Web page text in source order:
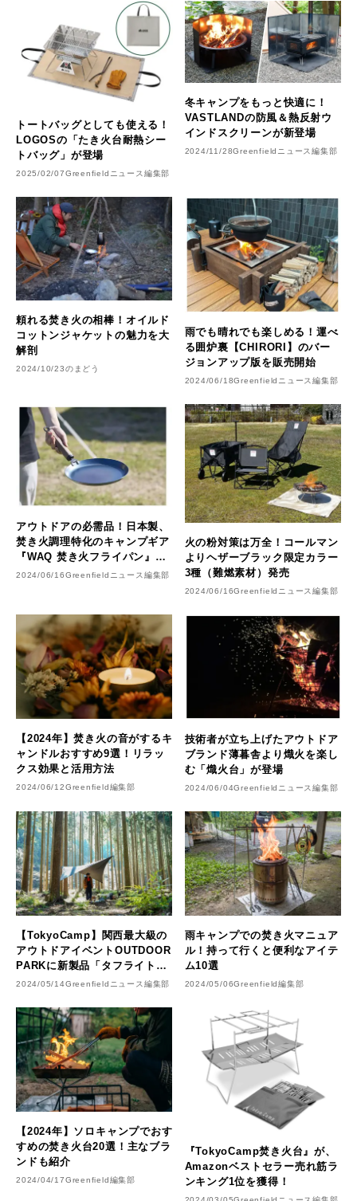
トートバッグとしても使える！
LOGOSの「たき火台耐熱シー
トバッグ」が登場
2025/02/07Greenfieldニュース編集部
冬キャンプをもっと快適に！
VASTLANDの防風＆熱反射ウ
インドスクリーンが新登場
2024/11/28Greenfieldニュース編集部
頼れる焚き火の相棒！オイルド
コットンジャケットの魅力を大
解剖
2024/10/23のまどう
雨でも晴れでも楽しめる！運べ
る囲炉裏【CHIRORI】のバー
ジョンアップ版を販売開始
2024/06/18Greenfieldニュース編集部
アウトドアの必需品！日本製、
焚き火調理特化のキャンプギア
『WAQ 焚き火フライパン』販
売開始！
2024/06/16Greenfieldニュース編集部
火の粉対策は万全！コールマン
よりヘザーブラック限定カラー
3種（難燃素材）発売
2024/06/16Greenfieldニュース編集部
【2024年】焚き火の音がするキ
ャンドルおすすめ9選！リラッ
クス効果と活用方法
2024/06/12Greenfield編集部
技術者が立ち上げたアウトドア
ブランド薄暮舎より熾火を楽し
む「熾火台」が登場
2024/06/04Greenfieldニュース編集部
【TokyoCamp】関西最大級の
アウトドアイベントOUTDOOR
PARKに新製品「タフライトボ
ックス」「ブラックフェニック
2024/05/14Greenfieldニュース編集部
雨キャンプでの焚き火マニュア
ル！持って行くと便利なアイテ
ム10選
2024/05/06Greenfield編集部
【2024年】ソロキャンプでおす
すめの焚き火台20選！主なブラ
ンドも紹介
2024/04/17Greenfield編集部
『TokyoCamp焚き火台』が、
Amazonベストセラー売れ筋ラ
ンキング1位を獲得！